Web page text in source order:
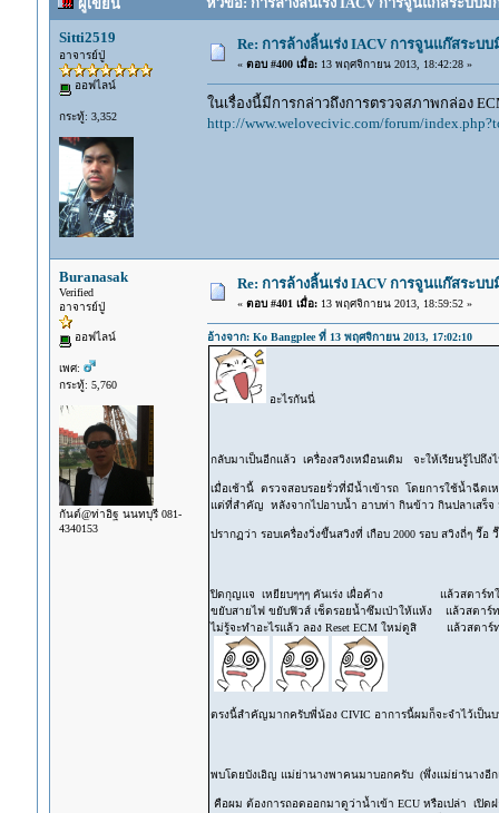
ผู้เขียน
Sitti2519
อาจารย์ปู่
ออฟไลน์
กระทู้: 3,352
Re: การล้างลิ้นเร่ง IACV การจูนแก๊สระ
« ตอบ #400 เมื่อ:13 พฤศจิกายน 2013, 18:42:28 »
ในเรื่องนี้มีการกล่าวถึงการตรวจสภาพกล่อง
http://www.welovecivic.com/forum/
Buranasak
Verified
อาจารย์ปู่
ออฟไลน์
เพศ:
กระทู้: 5,760
กันต์@ท่าอิฐ นนทบุรี 081-
4340153
Re: การล้างลิ้นเร่ง IACV การจูนแก๊สระ
« ตอบ #401 เมื่อ:13 พฤศจิกายน 2013, 18:59:52 »
อ้างจาก: Ko Bangplee ที่ 13 พฤศจิกายน 2013, 17:02:10
อะไรกันนี่
กลับมาเป็นอีกแล้ว เครื่องสวิงเหมือนเดิม จะให้เรียนรู้ไปถึ
เมื่อเช้านี้ ตรวจสอบรอยรั่วที่มีน้ำเข้ารถ โดยการใช้น้ำฉีด
แต่ที่สำคัญ หลังจากไปอาบน้ำ อาบท่า กินข้าว กินปลาเสร็จ
ปรากฏว่า รอบเครื่องวิ่งขึ้นสวิงที่ เกือบ 2000 รอบ สวิงถี่ๆ วื๊อ
ปิดกุญแจ เหยียบๆๆๆ คันเร่ง เผื่อค้าง แล้วสตาร์ทใ
ขยับสายไฟ ขยับฟิวส์ เช็ดรอยน้ำซึมเป่าให้แห้ง แล้วสตา
ไม่รู้จะทำอะไรแล้ว ลอง Reset ECM ใหม่ดูสิ แล้วสตาร์ท
ตรงนี้สำคัญมากครับพี่น้อง CIVIC อาการนี้ผมก็จะจำไว้เป็น
พบโดยบังเอิญ แม่ย่านางพาคนมาบอกครับ (พึ่งแม่ย่านางอี
คือผม ต้องการถอดออกมาดูว่าน้ำเข้า ECU หรือเปล่า เปิด